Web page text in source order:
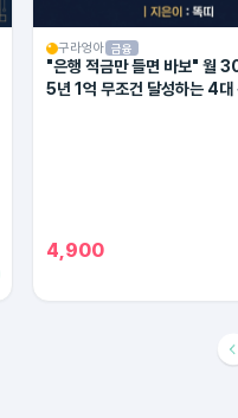
구라엉아 금융
"은행 적금만 들면 바보" 월
5년 1억 무조건 달성하는 4대
4,900